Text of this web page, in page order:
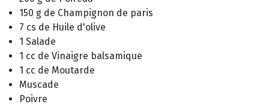
150 g de Champignon de paris
7 cs de Huile d'olive
1 Salade
1 cc de Vinaigre balsamique
1 cc de Moutarde
Muscade
Poivre